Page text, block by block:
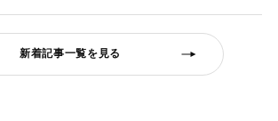
新着記事一覧を見る